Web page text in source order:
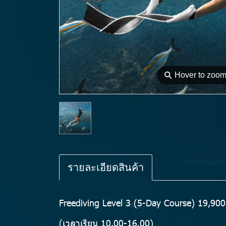
⚲ Hover to zoom
รายละเอียดสินค้า
Freediving Level 3 (5-Day Course) 19,900
(เวลาเรียน 10.00-16.00)